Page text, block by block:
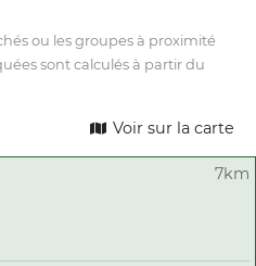
ou les groupes à proximité
sont calculés à partir du
Voir sur la carte
7km